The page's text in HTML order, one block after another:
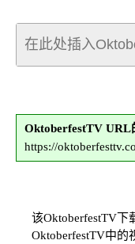
OktoberfestTV URL
https://
该OktoberfestTV下
OktoberfestTV中的